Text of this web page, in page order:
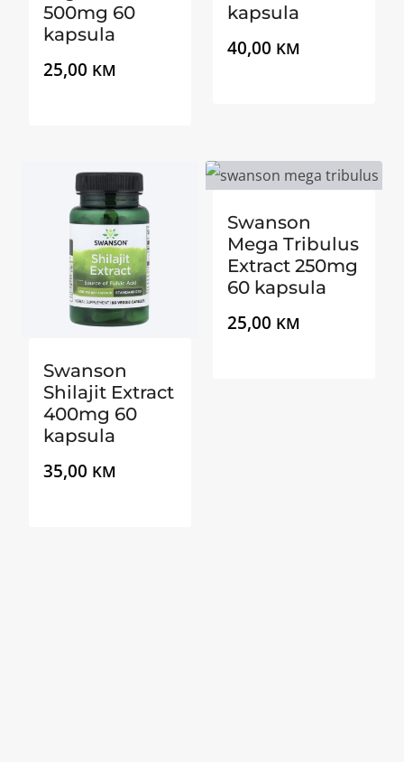
500mg 60
kapsula
25,00 KM
kapsula
40,00 KM
Swanson
Shilajit Extract
400mg 60
kapsula
35,00 KM
Swanson
Mega Tribulus
Extract 250mg
60 kapsula
25,00 KM